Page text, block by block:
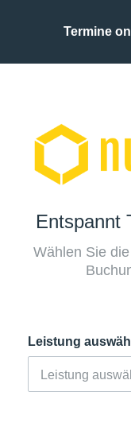
Termine
Entspannt
Wählen Sie
Leistung